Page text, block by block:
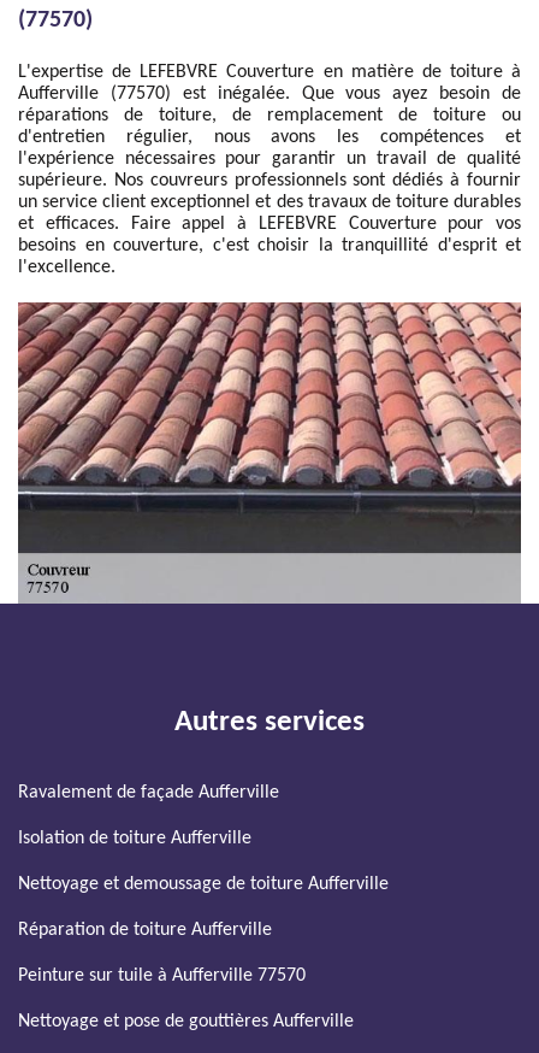
(77570)
L'expertise de LEFEBVRE Couverture en matière de toiture à
Aufferville (77570) est inégalée. Que vous ayez besoin de
réparations de toiture, de remplacement de toiture ou
d'entretien régulier, nous avons les compétences et
l'expérience nécessaires pour garantir un travail de qualité
supérieure. Nos couvreurs professionnels sont dédiés à fournir
un service client exceptionnel et des travaux de toiture durables
et efficaces. Faire appel à LEFEBVRE Couverture pour vos
besoins en couverture, c'est choisir la tranquillité d'esprit et
l'excellence.
Autres services
Ravalement de façade Aufferville
Isolation de toiture Aufferville
Nettoyage et demoussage de toiture Aufferville
Réparation de toiture Aufferville
Peinture sur tuile à Aufferville 77570
Nettoyage et pose de gouttières Aufferville